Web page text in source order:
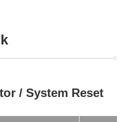
/ System Reset